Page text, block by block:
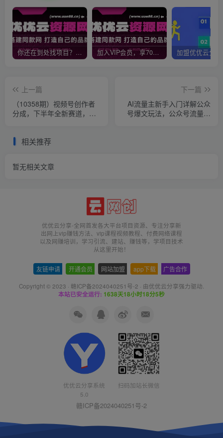
你还在到处找项目？还在当韭菜？我靠网创资源站一个月收入5万+，曾经我也是个失败者。 加入VIP会员，享70%的推广提成，免费学习多种网上创业课程，菜鸟秒变大神！
上一篇
（10358期）视频号创作者
分成，下半年全新赛道，稳
下一篇
AI流量主新手入门详解公众
号爆文玩法，公众号流量主
相关推荐
暂无相关文章
优优云分享-全网首发各大平台项目资源、专注分享新
出网上vip赚钱方法、vip课程视频教程、付费网络课程
以及网赚培训，学习引流、建站、赚钱等，学项目技术
从这里开始！
友链申请 开通会员 网站加盟 app下载 广告合作
Copyright © 2023 · 赣ICP备2024040251号-2 · 由优优云分享强力驱动.
本站已安全运行: 1638天18小时18分5秒
优优云分享系统
5.0
扫码加站长微信
赣ICP备2024040251号-2